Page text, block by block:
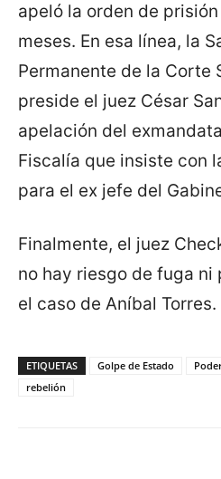
apeló la orden de
meses. En esa línea, la
Permanente de la Corte
preside el juez César
apelación del
Fiscalía que insiste con
para el ex jefe del
Finalmente, el juez
no hay riesgo de fuga ni
el caso de Aníbal Torres.
ETIQUETAS Golpe de Estado
rebelión